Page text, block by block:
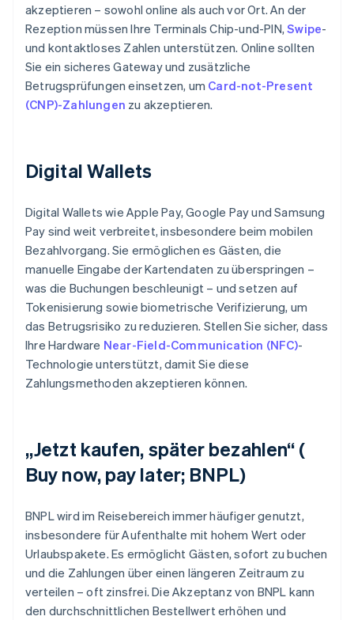
akzeptieren – sowohl online als auch vor Ort. An der
Rezeption müssen Ihre Terminals Chip-und-PIN,Swipe-
und kontaktloses Zahlen unterstützen. Online sollten
Sie ein sicheres Gateway und zusätzliche
Betrugsprüfungen einsetzen, um Card-not-Present
(CNP)-Zahlungen zu akzeptieren.
Digital Wallets
Digital Wallets wie Apple Pay, Google Pay und Samsung
Pay sind weit verbreitet, insbesondere beim mobilen
Bezahlvorgang. Sie ermöglichen es Gästen, die
manuelle Eingabe der Kartendaten zu überspringen –
was die Buchungen beschleunigt – und setzen auf
Tokenisierung sowie biometrische Verifizierung, um
das Betrugsrisiko zu reduzieren. Stellen Sie sicher, dass
Ihre Hardware Near-Field-Communication (NFC)-
Technologie unterstützt, damit Sie diese
Zahlungsmethoden akzeptieren können.
„Jetzt kaufen, später bezahlen“ (
Buy now, pay later; BNPL)
BNPL wird im Reisebereich immer häufiger genutzt,
insbesondere für Aufenthalte mit hohem Wert oder
Urlaubspakete. Es ermöglicht Gästen, sofort zu buchen
und die Zahlungen über einen längeren Zeitraum zu
verteilen – oft zinsfrei. Die Akzeptanz von BNPL kann
den durchschnittlichen Bestellwert erhöhen und